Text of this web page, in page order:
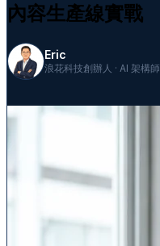
內容生產線實戰
Eric
浪花科技創辦人 · AI 架構師